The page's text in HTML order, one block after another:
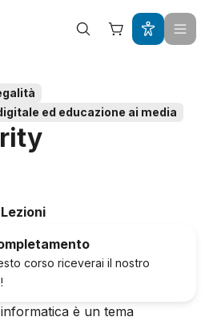
ed educazione ai media
corso riceverai il nostro
è un tema